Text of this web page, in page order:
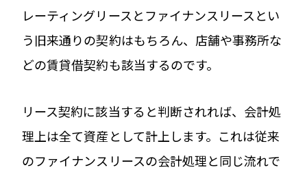
レーティングリースとファイナンスリースとい
う旧来通りの契約はもちろん、店舗や事務所な
どの賃貸借契約も該当するのです。
リース契約に該当すると判断されれば、会計処
理上は全て資産として計上します。これは従来
のファイナンスリースの会計処理と同じ流れで